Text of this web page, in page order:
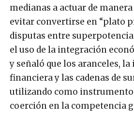
medianas a actuar de
evitar convertirse en “plato
disputas entre
el uso de la integración
y señaló que los aranceles,
financiera y las cadenas de
utilizando como
coerción en la competencia